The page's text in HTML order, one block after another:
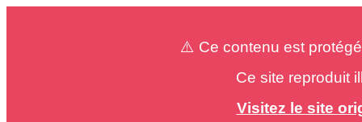
⚠️ Ce contenu est
Ce site reproduit
Visitez le site